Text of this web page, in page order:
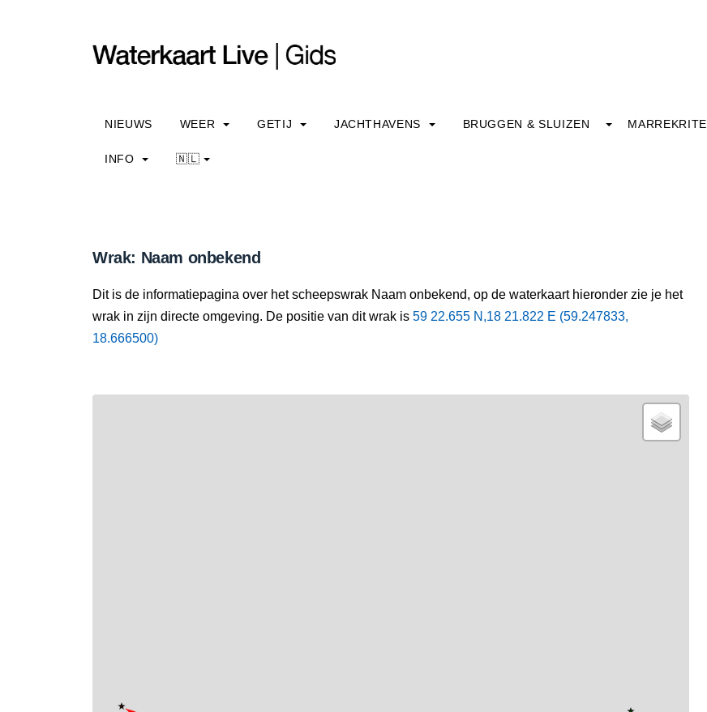
NIEUWS WEER GETIJ JACHTHAVENS BRUGGEN & SLUIZEN MARREKRITE
INFO 🇳🇱
Wrak: Naam onbekend
Dit is de informatiepagina over het scheepswrak Naam onbekend, op de waterkaart hieronder zie je het
wrak in zijn directe omgeving. De positie van dit wrak is 59 22.655 N,18 21.822 E (59.247833,
18.666500)